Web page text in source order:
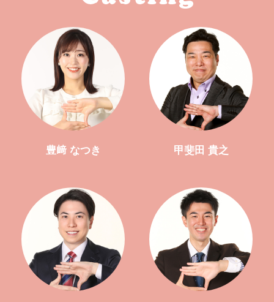
豊﨑 なつき 甲斐田 貴之